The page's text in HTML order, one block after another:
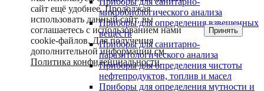
микробиологического анализа
Приборы для определения взвешенных
веществ
Приборы для санитарно-
паразитологического анализа
Приборы для определения чистоты
нефтепродуктов, топлив и масел
Приборы для определения мутности и
сайт ещё удобнее. Продолжая
использовать данный сайт, вы
соглашаетесь с использованием нами
cookie-файлов. Для получения
дополнительной информации см.
Политика конфиденциальности.
Принять